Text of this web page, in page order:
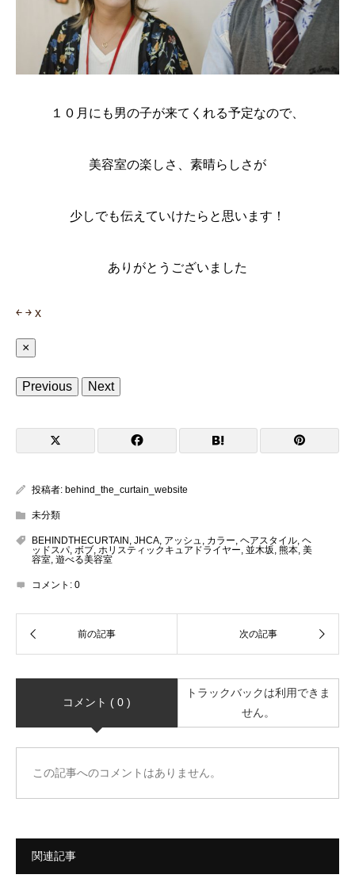
１０月にも男の子が来てくれる予定なので、
美容室の楽しさ、素晴らしさが
少しでも伝えていけたらと思います！
ありがとうございました
￩ ￫ x
×
Previous Next
投稿者: behind_the_curtain_website
未分類
BEHINDTHECURTAIN JHCA アッシュ カラー ヘアスタイル ヘ
ッドスパ, ボブ ホリスティックキュアドライヤー 並木坂 熊本 美
容室 遊べる美容室
コメント: 0
コメント ( 0 )
トラックバックは利用できま
せん。
この記事へのコメントはありません。
関連記事